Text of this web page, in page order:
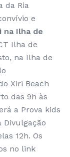
da Ria
e
na Ilha de
Ilha de
na Ilha de
Xiri Beach
das 9h às
a Prova kids
Divulgação
12h. Os
no link